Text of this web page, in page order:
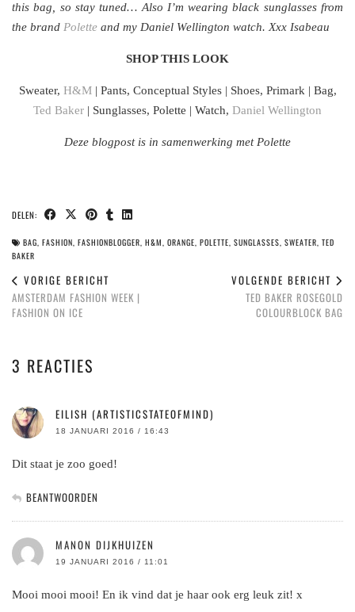
this bag, so stay tuned… Also I’m wearing black sunglasses from
the brand Polette and my Daniel Wellington watch. Xxx Isabeau
SHOP THIS LOOK
Sweater, H&M| Pants, Conceptual Styles | Shoes, Primark | Bag,
Ted Baker | Sunglasses, Polette | Watch, Daniel Wellington
Deze blogpost is in samenwerking met Polette
DELEN:
BAG, FASHION, FASHIONBLOGGER, H&M, ORANGE, POLETTE, SUNGLASSES, SWEATER, TED
BAKER
VORIGE BERICHT
AMSTERDAM FASHION WEEK |
FASHION ON ICE
VOLGENDE BERICHT
TED BAKER ROSEGOLD
COLOURBLOCK BAG
3 REACTIES
EILISH (ARTISTICSTATEOFMIND)
18 JANUARI 2016 / 16:43
Dit staat je zoo goed!
BEANTWOORDEN
MANON DIJKHUIZEN
19 JANUARI 2016 / 11:01
Mooi mooi mooi! En ik vind dat je haar ook erg leuk zit! x